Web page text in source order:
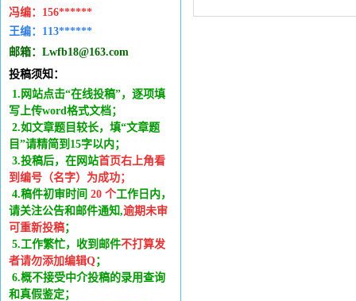
冯编： 156******
王编： 113******
邮箱： Lwfb18@163.com
投稿须知：
1.网站点击“在线投稿”，逐项填
写上传word格式文档；
2.如文章题目较长，填“文章题
目”请精简到15字以内；
3.投稿后，在网站首页右上角看
到编号（名字）为成功；
4.稿件初审时间 20 个工作日内 ，
请关注公告和邮件通知,逾期未审
可重新投稿；
5.工作繁忙，收到邮件不打算发
者请勿添加编辑Q；
6.概不接受中介投稿的录用查询
和真假鉴定；